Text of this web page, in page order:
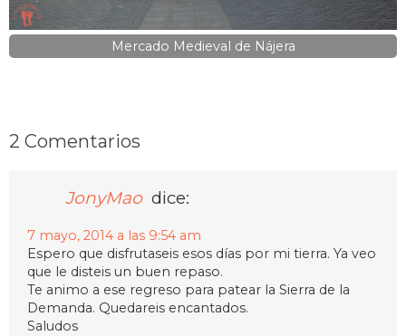
Mercado Medieval de Nájera
2 Comentarios
JonyMao dice:
7 mayo, 2014 a las 9:54 am
Espero que disfrutaseis esos días por mi tierra. Ya veo
que le disteis un buen repaso.
Te animo a ese regreso para patear la Sierra de la
Demanda. Quedareis encantados.
Saludos